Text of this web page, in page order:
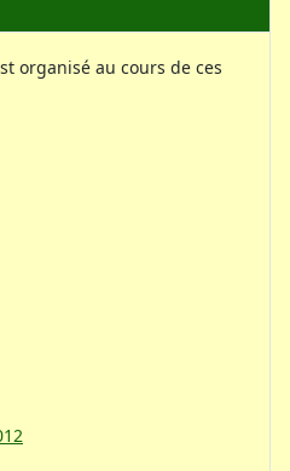
organisé au cours de ces